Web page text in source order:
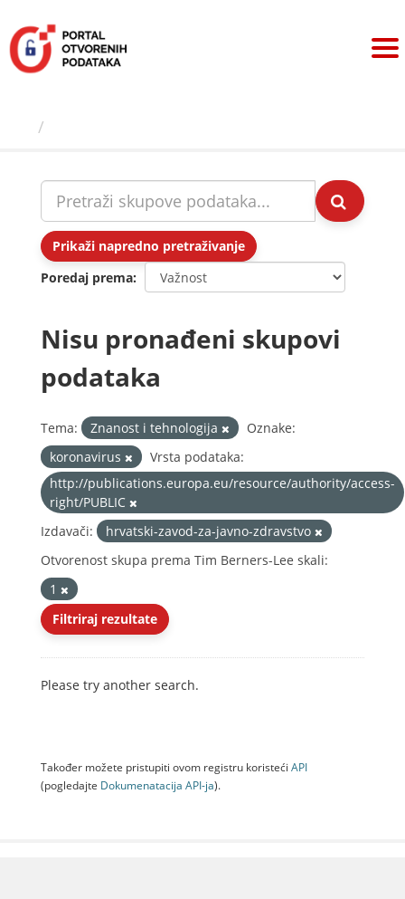
sadržaj
Prikaži napredno pretraživanje
Poredaj prema
Nisu pronađeni skupovi
podataka
Tema: Znanost i tehnologija
Oznake:
koronavirus
Vrsta podataka:
http://publications.europa.eu/resource/authority/access-
right/PUBLIC
Izdavači:
hrvatski-zavod-za-javno-zdravstvo
Otvorenost skupa prema Tim Berners-Lee skali:
1
Filtriraj rezultate
Please try another search.
Također možete pristupiti ovom registru koristeći API
(pogledajte Dokumenаtаcijа API-jа).